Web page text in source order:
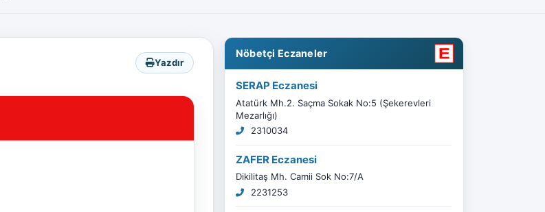
Yazdır
Nöbetçi Eczaneler
SERAP Eczanesi
Atatürk Mh.2. Saçma Sokak No:5 (Şekerevleri
Mezarlığı)
2310034
ZAFER Eczanesi
Dikilitaş Mh. Camii Sok No:7/A
2231253